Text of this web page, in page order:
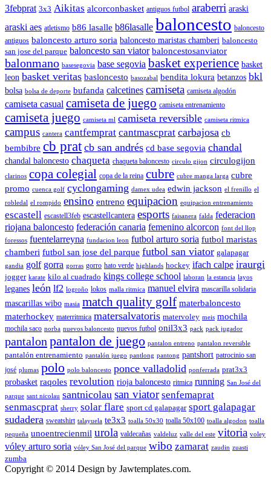
3febprat 3x3 Aikitas alcorconbasket antiguos futbol araberri araski
araski aes atletismo b86 lasalle b86lasalle baloncesto baloncesto
antiguos baloncesto arturo soria baloncesto maristas chamberi baloncesto
san jose del parque baloncesto san viator baloncestosanviator
balonmano basesegovia base segovia basket experience basket
leon basket veritas basloncesto basozabal bendita lokura betanzos bkl
bolsa bolsa de deporte bufanda calcetines camiseta camiseta algodón
camiseta casual camiseta de juego camiseta entrenamiento
camiseta juego camiseta ml camiseta reversible camiseta ritmica
campus cantera cantfemprat cantmascprat carbajosa cb
bembibre cb prat cb san andrés cd base segovia chandal
chandal baloncesto chaqueta chaqueta baloncesto circulo gijon circulogijon
clarinos copa colegial copa de la reina cubre cubre manga larga cubre
promo cuenca golf cyclongaming damex udea edwin jackson el frenillo el
robledal el rompido ensino entreno equipacion equipacion entrenamiento
escastell escastell3feb escastellcantera esports faisanera falda federacion
riojana baloncesto federación canaria femenino alcorcon font del llop
foressos fuentelarreyna fundacion leon futbol arturo soria futbol maristas
chamberi futbol san jose del parque futbol san viator galapagar
gandia golf gorra gorras gorro hato verde highlands hockey ifach calpe iraurgi
jogger karate kilo al cuadrado kings college school laboran la estancia layos
leganes león lf2 logroño lokos malla ritmica manuel elvira mascarilla solidaria
mascarillas wibo masia match quality golf materbaloncesto
materhockey materritmica matersalvatoris matervoley meis mochila
mochila saco norba nuevos baloncesto nuevos futbol onil3x3 pack pack jugador
pantalon pantalon de juego pantalon entreno pantalon reversible
pantalón entrenamiento pantalón juego pantlong pantong pantshort patrocinio san
josé plumas polo polo baloncesto ponce valladolid ponferrada prat3x3
probasket raqoles revolution rioja baloncesto ritmica running San José del
parque sant nicolau santnicolau san viator senfemaprat
senmascprat sherry solar flare sport cd galapagar sport galapagar
sudadera sweatshirt talayuela te3x3 toalla 50x30 toalla 50x100 toalla algodon toalla
pequeña unoentrecienmil urola valdecañas valdeluz valle del este vitoria voley
vóley arturo soria vóley San José del parque wibo zamarat zaudin zuasti
zumba
Copyright © 2014 Design by Jawtemplates.com.